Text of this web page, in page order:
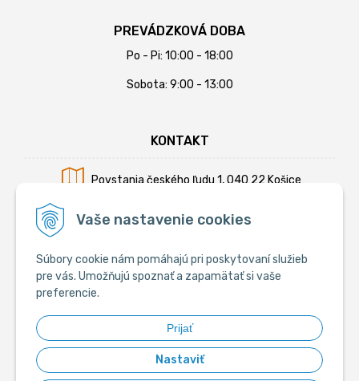
Vaše nastavenie cookies
Súbory cookie nám pomáhajú pri poskytovaní služieb
pre vás. Umožňujú spoznať a zapamätať si vaše
preferencie.
Prijať
Nastaviť
PREVÁDZKOVÁ DOBA
Po - Pi: 10:00 - 18:00
Sobota: 9:00 - 13:00
KONTAKT
Povstania českého ľudu 1, 040 22 Košice
Mobil:+421 902 794 355
E-mail:info@krmiva.sk